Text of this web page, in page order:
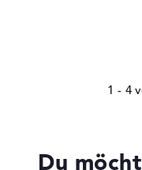
1 - 4
Du